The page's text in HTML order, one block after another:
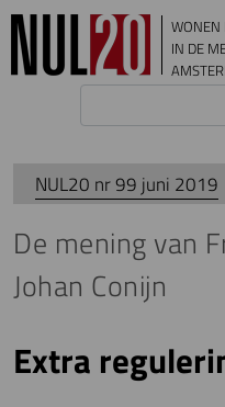
Overslaan en naar de inhoud gaan
WONEN
IN DE
NUL20 nr 99 juni 2019
De mening van
Johan Conijn
Extra